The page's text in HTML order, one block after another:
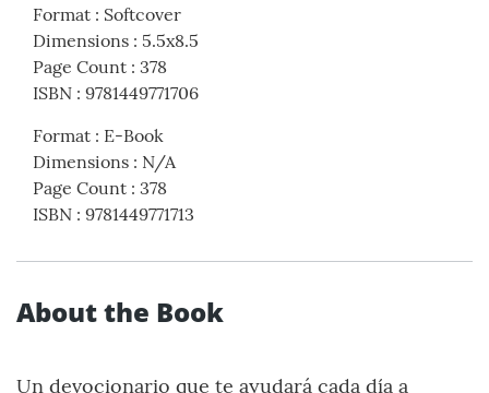
Format : Softcover
Dimensions : 5.5x8.5
Page Count : 378
ISBN : 9781449771706
Format : E-Book
Dimensions : N/A
Page Count : 378
ISBN : 9781449771713
About the Book
Un devocionario que te ayudará cada día a